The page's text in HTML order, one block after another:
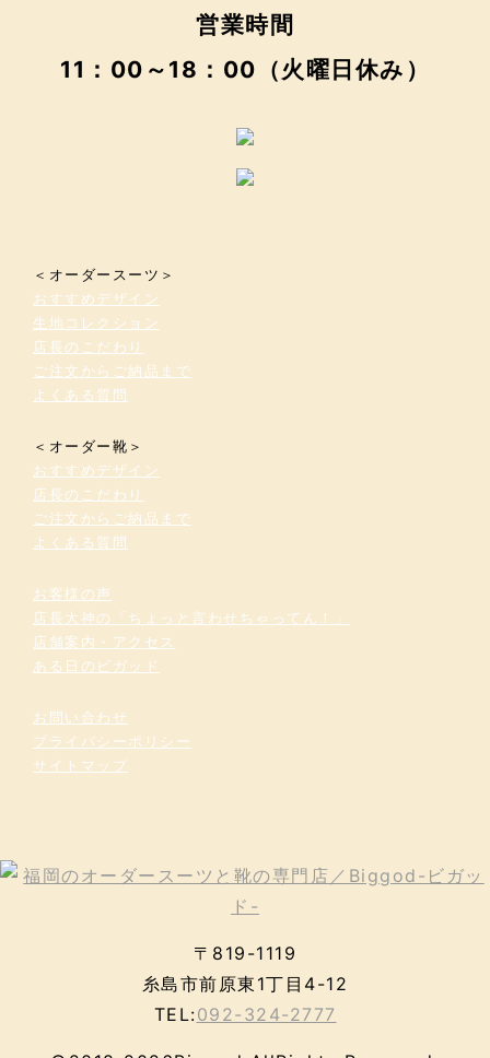
営業時間
11：00～18：00（火曜日休み）
＜オーダースーツ＞
おすすめデザイン
生地コレクション
店長のこだわり
ご注文からご納品まで
よくある質問
＜オーダー靴＞
おすすめデザイン
店長のこだわり
ご注文からご納品まで
よくある質問
お客様の声
店長大神の「ちょっと言わせちゃってん！」
店舗案内・アクセス
ある日のビガッド
お問い合わせ
プライバシーポリシー
サイトマップ
〒819-1119
糸島市前原東1丁目4-12
TEL:092-324-2777